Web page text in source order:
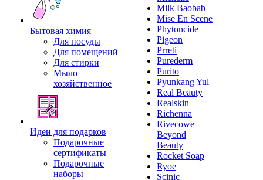
Бытовая химия
Для посуды
Для помещений
Для стирки
Мыло
хозяйственное
Идеи для подарков
Подарочные
сертификаты
Подарочные
наборы
Milk Baobab
Mise En Scene
Phytoncide
Pigeon
Prreti
Purederm
Purito
Pyunkang Yul
Real Beauty
Realskin
Richenna
Rivecowe
Beyond
Beauty
Rocket Soap
Ryoe
Scinic